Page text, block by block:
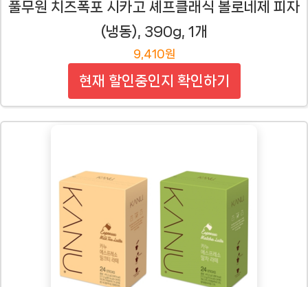
풀무원 치즈폭포 시카고 셰프클래식 볼로네제 피자
(냉동), 390g, 1개
9,410원
현재 할인중인지 확인하기